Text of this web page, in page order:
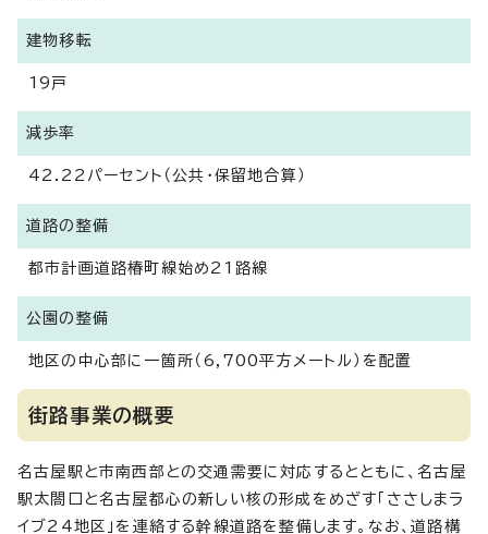
建物移転
19戸
減歩率
42.22パーセント（公共・保留地合算）
道路の整備
都市計画道路椿町線始め21路線
公園の整備
地区の中心部に一箇所（6,700平方メートル）を配置
街路事業の概要
名古屋駅と市南西部との交通需要に対応するとともに、名古屋
駅太閤口と名古屋都心の新しい核の形成をめざす「ささしまラ
イブ24地区」を連絡する幹線道路を整備します。なお、道路構